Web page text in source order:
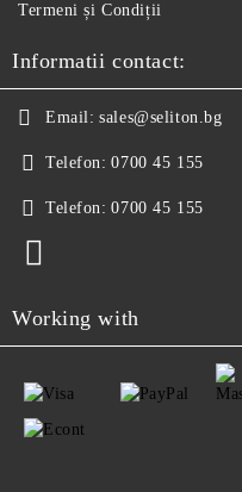
Termeni și Condiții
Informatii contact:
Email: sales@seliton.bg
Telefon: 0700 45 155
Telefon: 0700 45 155
Working with